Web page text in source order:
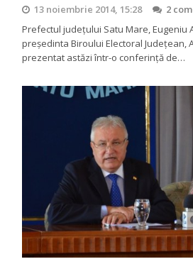
13 noiembrie 2014, 15:28
2
Prefectul județului Satu Mare, Eugeniu
președinta Biroului Electoral Județean,
prezentat astăzi într-o conferință de…